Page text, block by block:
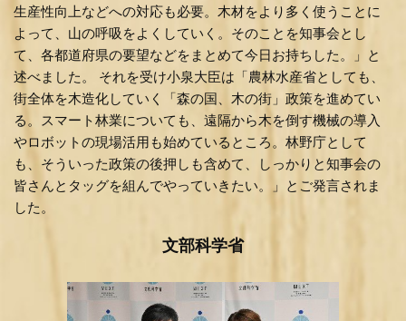
生産性向上などへの対応も必要。木材をより多く使うことに
よって、山の呼吸をよくしていく。そのことを知事会とし
て、各都道府県の要望などをまとめて今日お持ちした。」と
述べました。 それを受け小泉大臣は「農林水産省としても、
街全体を木造化していく「森の国、木の街」政策を進めてい
る。スマート林業についても、遠隔から木を倒す機械の導入
やロボットの現場活用も始めているところ。林野庁として
も、そういった政策の後押しも含めて、しっかりと知事会の
皆さんとタッグを組んでやっていきたい。」とご発言されま
した。
文部科学省